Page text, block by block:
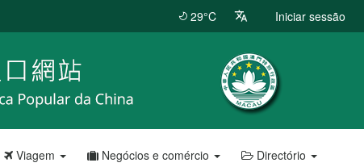
29°C Iniciar sessão
Viagem Negócios e comércio Directório